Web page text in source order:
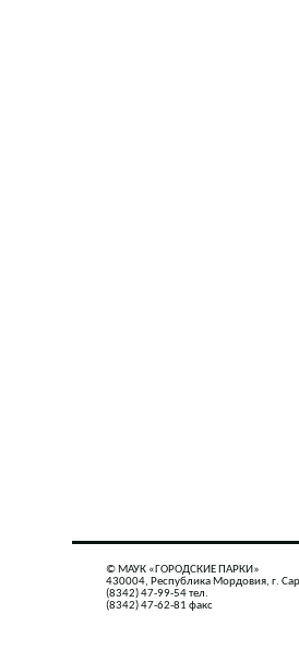
© МАУК «ГОРОДСКИЕ ПАРКИ»
430004, Республика Мордовия, г.
(8342) 47-99-54 тел.
(8342) 47-62-81 факс